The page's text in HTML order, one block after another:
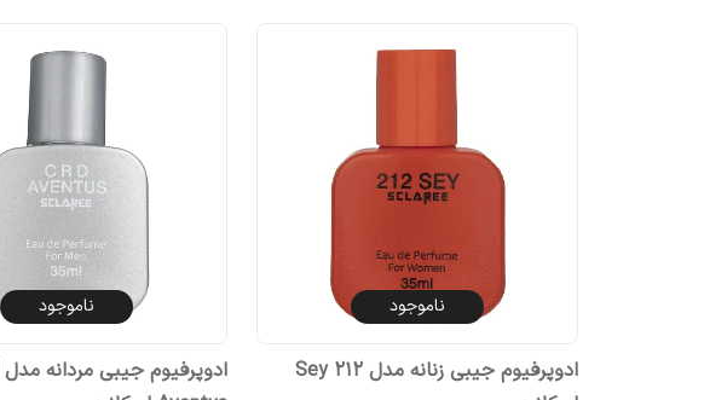
ناموجود
ادوپرفیوم جیبی زنانه مدل Sey 212
ناموجود